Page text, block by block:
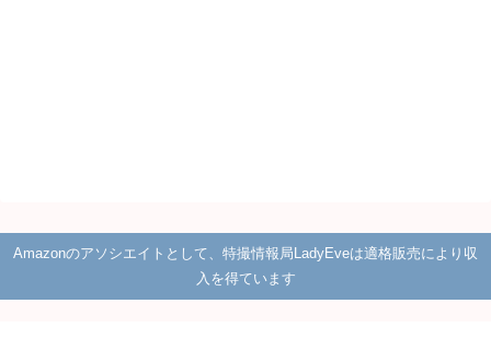
Amazonのアソシエイトとして、特撮情報局LadyEveは適格販売により収
入を得ています